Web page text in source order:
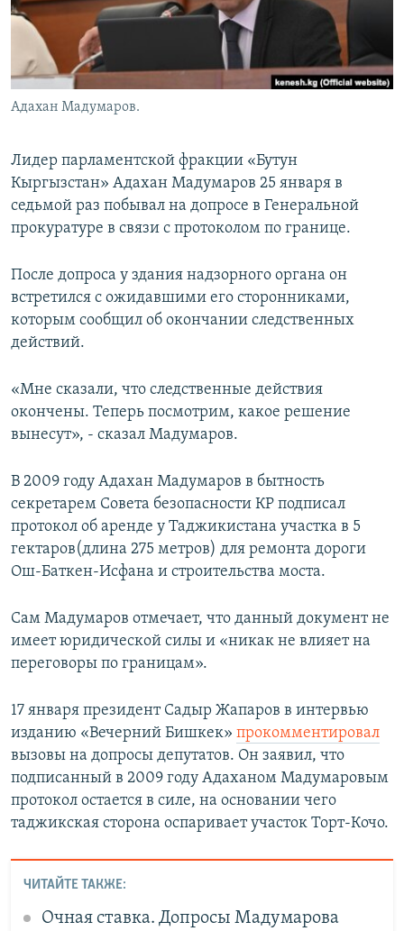
Адахан Мадумаров.
Лидер парламентской фракции «Бутун
Кыргызстан» Адахан Мадумаров 25 января в
седьмой раз побывал на допросе в Генеральной
прокуратуре в связи с протоколом по границе.
После допроса у здания надзорного органа он
встретился с ожидавшими его сторонниками,
которым сообщил об окончании следственных
действий.
«Мне сказали, что следственные действия
окончены. Теперь посмотрим, какое решение
вынесут», - сказал Мадумаров.
В 2009 году Адахан Мадумаров в бытность
секретарем Совета безопасности КР подписал
протокол об аренде у Таджикистана участка в 5
гектаров(длина 275 метров) для ремонта дороги
Ош-Баткен-Исфана и строительства моста.
Сам Мадумаров отмечает, что данный документ не
имеет юридической силы и «никак не влияет на
переговоры по границам».
17 января президент Садыр Жапаров в интервью
изданию «Вечерний Бишкек» прокомментировал
вызовы на допросы депутатов. Он заявил, что
подписанный в 2009 году Адаханом Мадумаровым
протокол остается в силе, на основании чего
таджикская сторона оспаривает участок Торт-Кочо.
ЧИТАЙТЕ ТАКЖЕ:
Очная ставка. Допросы Мадумарова